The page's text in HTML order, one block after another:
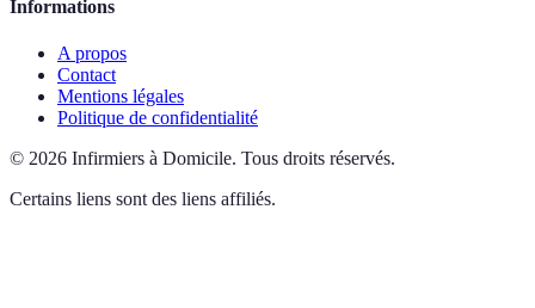
Informations
A propos
Contact
Mentions légales
Politique de confidentialité
© 2026 Infirmiers à Domicile. Tous droits réservés.
Certains liens sont des liens affiliés.